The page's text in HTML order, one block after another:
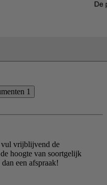
1
vul vrijblijvend de
hoogte van soortgelijk
een afspraak!